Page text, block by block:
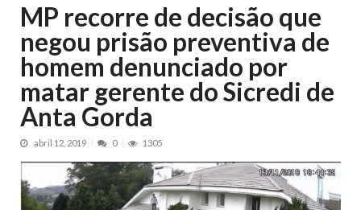
MP recorre de decisão que
negou prisão preventiva de
homem denunciado por
matar gerente do Sicredi de
Anta Gorda
abril 12, 2019 0 1305